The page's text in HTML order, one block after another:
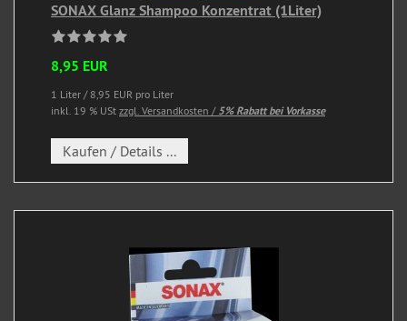
SONAX Glanz Shampoo Konzentrat (1Liter)
8,95 EUR
1 Liter / 8,95 EUR pro Liter
inkl. 19 % USt zzgl. Versandkosten / 5% Rabatt bei Vorkasse
Kaufen / Details ...